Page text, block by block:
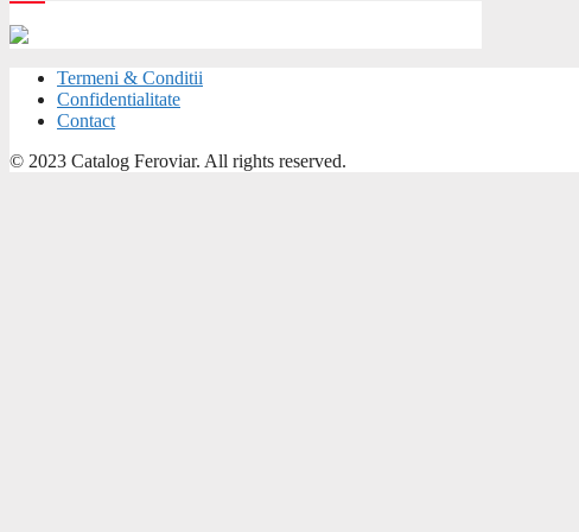
Termeni & Conditii
Confidentialitate
Contact
© 2023 Catalog Feroviar. All rights reserved.